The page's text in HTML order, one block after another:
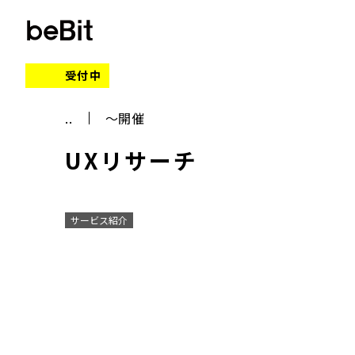
受付中
.. ～開催
UXリサーチ
サービス紹介